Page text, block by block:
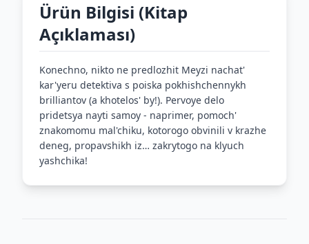
Ürün Bilgisi (Kitap
Açıklaması)
Konechno, nikto ne predlozhit Meyzi nachat'
kar'yeru detektiva s poiska pokhishchennykh
brilliantov (a khotelos' by!). Pervoye delo
pridetsya nayti samoy - naprimer, pomoch'
znakomomu mal'chiku, kotorogo obvinili v krazhe
deneg, propavshikh iz… zakrytogo na klyuch
yashchika!